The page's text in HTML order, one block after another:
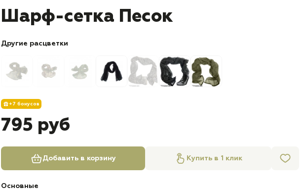
Шарф-сетка Песок
Другие расцветки
+7 бонусов
795 руб
Добавить в корзину Купить в 1 клик
Основные